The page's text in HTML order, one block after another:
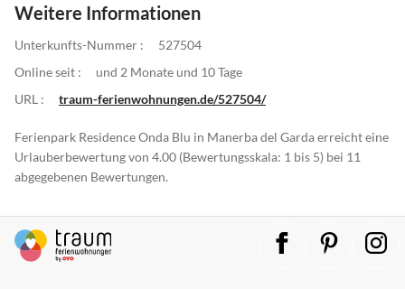
Weitere Informationen
Unterkunfts-Nummer :
527504
Online seit :
und 2 Monate und 10 Tage
URL :
traum-ferienwohnungen.de/527504/
Ferienpark Residence Onda Blu in Manerba del Garda erreicht eine
Urlauberbewertung von 4.00 (Bewertungsskala: 1 bis 5) bei 11
abgegebenen Bewertungen.